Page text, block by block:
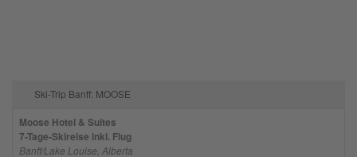
Ski-Trip Banff: MOOSE
Moose Hotel & Suites
7-Tage-Skireise inkl. Flug
Banff/Lake Louise, Alberta